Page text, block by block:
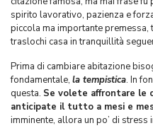
spirito lavorativo, pazienza e
piccola ma importante
traslochi casa in tranquillità
Prima di cambiare abitazione
fondamentale, la tempistica. In
questa. Se volete affrontare le
anticipate il tutto a mesi e
imminente, allora un po’ di stress